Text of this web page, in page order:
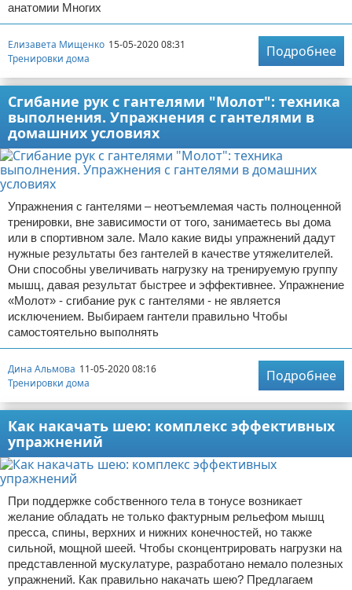
анатомии Многих
Елизавета Мищенко 15-05-2020 08:31
Тренировки дома
Подробнее
Сгибание рук с гантелями "Молот": техника
выполнения. Упражнения с гантелями в
домашних условиях
Упражнения с гантелями – неотъемлемая часть полноценной
тренировки, вне зависимости от того, занимаетесь вы дома
или в спортивном зале. Мало какие виды упражнений дадут
нужные результаты без гантелей в качестве утяжелителей.
Они способны увеличивать нагрузку на тренируемую группу
мышц, давая результат быстрее и эффективнее. Упражнение
«Молот» - сгибание рук с гантелями - не является
исключением. Выбираем гантели правильно Чтобы
самостоятельно выполнять
Дина Альмова 11-05-2020 08:16
Тренировки дома
Подробнее
Как накачать шею: комплекс эффективных
упражнений
При поддержке собственного тела в тонусе возникает
желание обладать не только фактурным рельефом мышц
пресса, спины, верхних и нижних конечностей, но также
сильной, мощной шеей. Чтобы сконцентрировать нагрузки на
представленной мускулатуре, разработано немало полезных
упражнений. Как правильно накачать шею? Предлагаем